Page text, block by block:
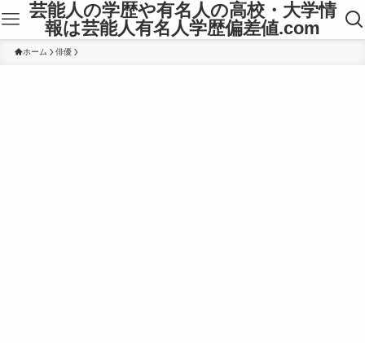
芸能人の学歴や有名人の高校・大学情
報は芸能人有名人学歴偏差値.com
ホーム 俳優